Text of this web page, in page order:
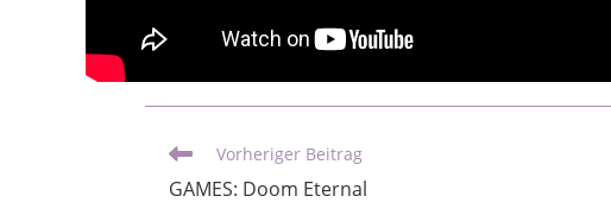
Vorheriger Beitrag
GAMES: Doom Eternal